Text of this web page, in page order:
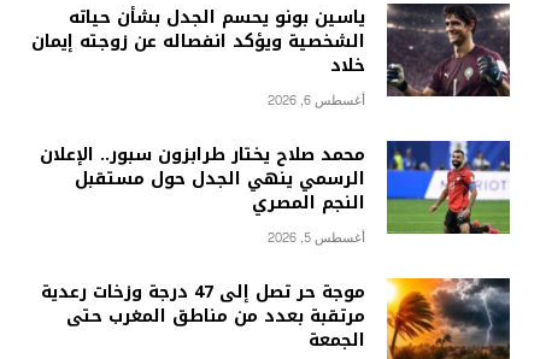
ياسين بونو يحسم الجدل بشأن حياته
الشخصية ويؤكد انفصاله عن زوجته إيمان
خلاد
أغسطس 6, 2026
محمد صلاح يختار طرابزون سبور.. الإعلان
الرسمي ينهي الجدل حول مستقبل
النجم المصري
أغسطس 5, 2026
موجة حر تصل إلى 47 درجة وزخات رعدية
مرتقبة بعدد من مناطق المغرب حتى
الجمعة